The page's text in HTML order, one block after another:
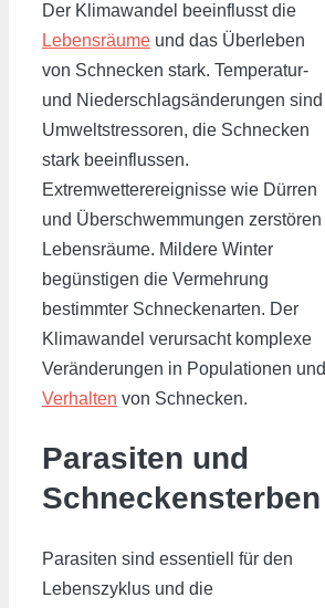
Der Klimawandel beeinflusst die
Lebensräume und das Überleben
von Schnecken stark. Temperatur-
und Niederschlagsänderungen sind
Umweltstressoren, die Schnecken
stark beeinflussen.
Extremwetterereignisse wie Dürren
und Überschwemmungen zerstören
Lebensräume. Mildere Winter
begünstigen die Vermehrung
bestimmter Schneckenarten. Der
Klimawandel verursacht komplexe
Veränderungen in Populationen und
Verhalten von Schnecken.
Parasiten und
Schneckensterben
Parasiten sind essentiell für den
Lebenszyklus und die